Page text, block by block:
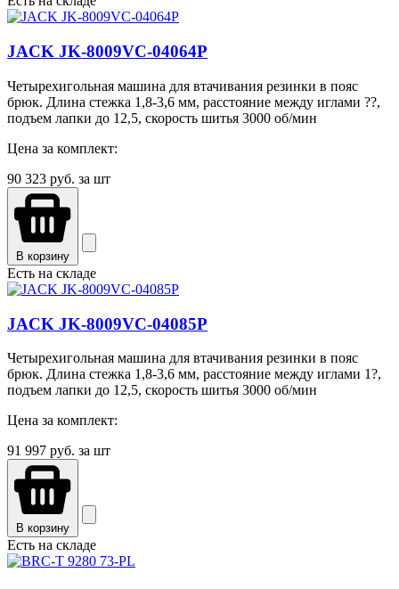
JACK JK-8009VC-04064P
Четырехигольная машина для втачивания резинки в пояс
брюк. Длина стежка 1,8-3,6 мм, расстояние между иглами ??,
подъем лапки до 12,5, скорость шитья 3000 об/мин
Цена за комплект:
90 323 руб. за шт
В корзину
Есть на складе
JACK JK-8009VC-04085P
Четырехигольная машина для втачивания резинки в пояс
брюк. Длина стежка 1,8-3,6 мм, расстояние между иглами 1?,
подъем лапки до 12,5, скорость шитья 3000 об/мин
Цена за комплект:
91 997 руб. за шт
В корзину
Есть на складе